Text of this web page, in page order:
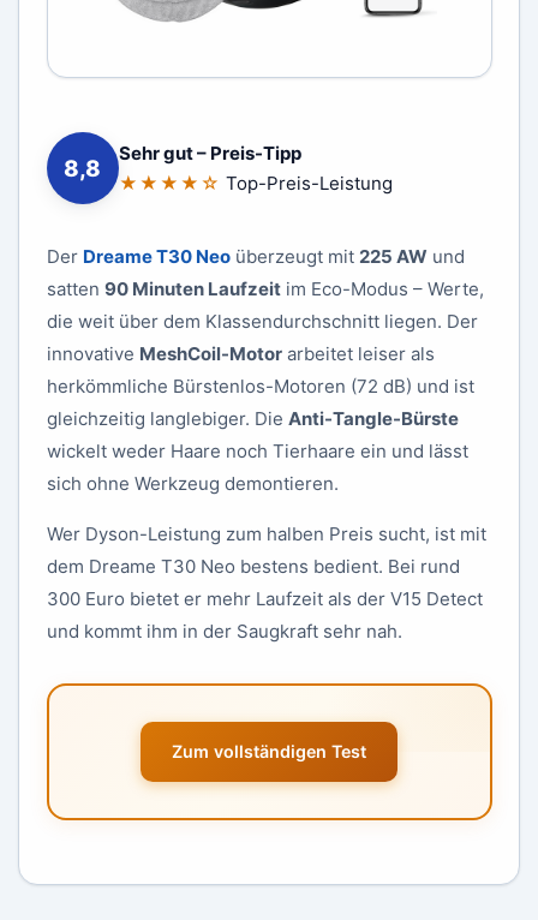
8,8
Sehr gut – Preis-Tipp
★★★★☆ Top-Preis-Leistung
Der Dreame T30 Neoüberzeugt mit 225 AW und
satten 90 Minuten Laufzeitim Eco-Modus – Werte,
die weit über dem Klassendurchschnitt liegen. Der
innovative MeshCoil-Motorarbeitet leiser als
herkömmliche Bürstenlos-Motoren (72 dB) und ist
gleichzeitig langlebiger. Die Anti-Tangle-Bürste
wickelt weder Haare noch Tierhaare ein und lässt
sich ohne Werkzeug demontieren.
Wer Dyson-Leistung zum halben Preis sucht, ist mit
dem Dreame T30 Neo bestens bedient. Bei rund
300 Euro bietet er mehr Laufzeit als der V15 Detect
und kommt ihm in der Saugkraft sehr nah.
Zum vollständigen Test